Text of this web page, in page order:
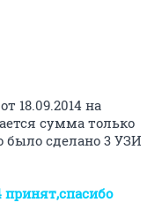
18.09.2014 на
сумма только
было сделано 3 УЗИ
принят,спасибо